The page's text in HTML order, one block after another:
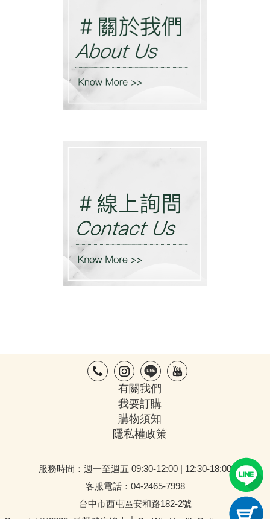
有關我們
我要訂購
購物須知
隱私權政策
服務時間：週一至週五 09:30-12:00 | 12:30-18:00
客服電話：04-2465-7998
台中市西屯區安和路182-2號